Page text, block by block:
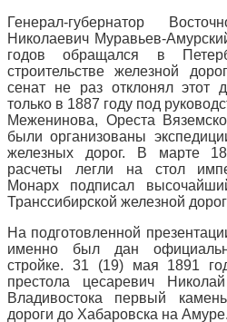
Генерал-губернатор
Николаевич Муравьев-
годов обращался в
строительстве железной
сенат не раз отклонял этот
только в 1887 году под
Меженинова, Ореста
были организованы
железных дорог. В марте
расчеты легли на стол
Монарх подписал
Транссибирской железной
На подготовленной
именно был дан
стройке. 31 (19) мая 1891
престола цесаревич
Владивостока первый
дороги до Хабаровска на Амуре.